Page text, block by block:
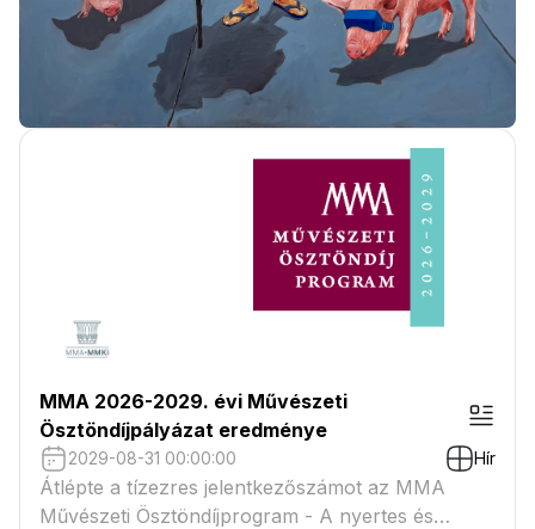
MMA 2026-2029. évi Művészeti
Ösztöndíjpályázat eredménye
2029-08-31 00:00:00 Hír
Átlépte a tízezres jelentkezőszámot az MMA
Művészeti Ösztöndíjprogram - A nyertes és